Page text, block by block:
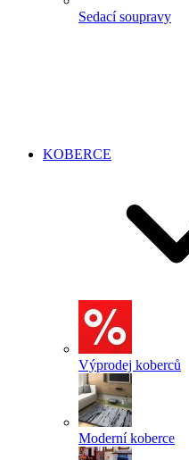
Sedací soupravy
KOBERCE
Výprodej koberců
Moderní koberce